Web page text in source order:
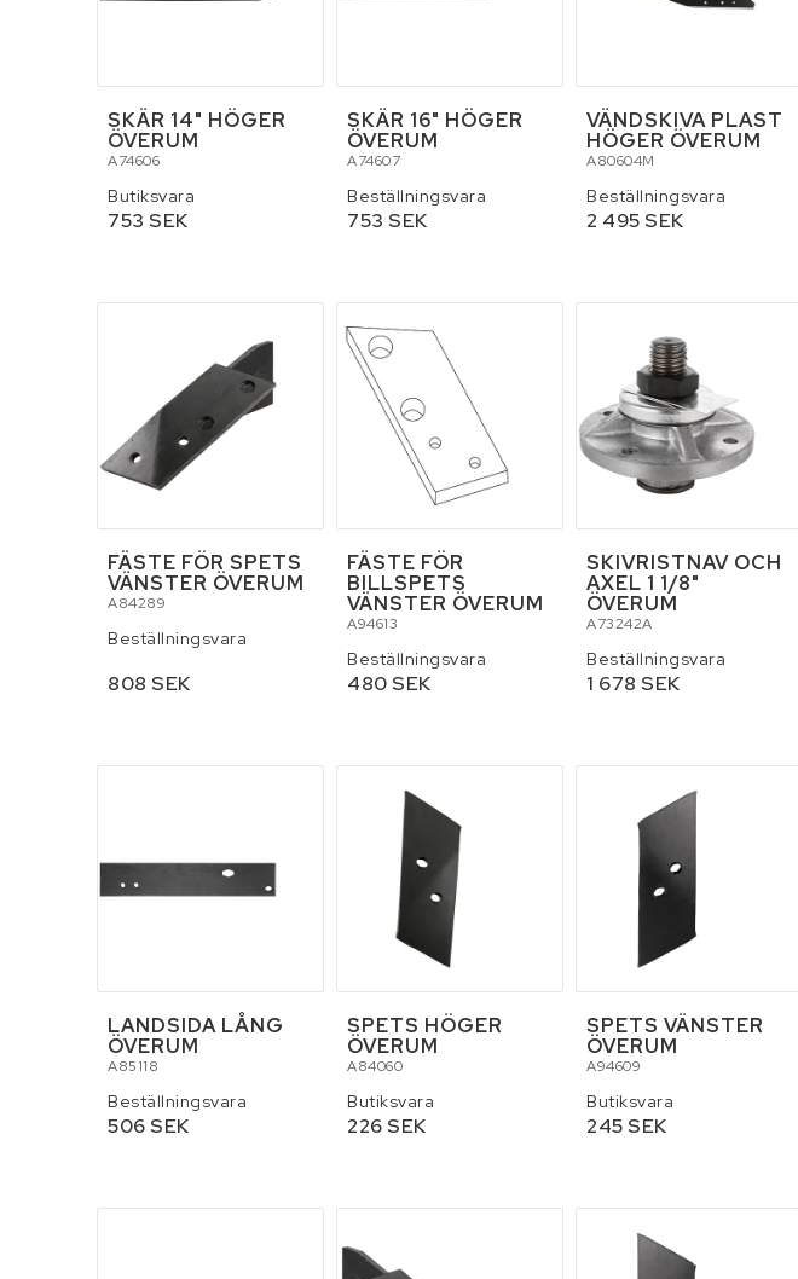
SKÄR 14" HÖGER
ÖVERUM
A74606
Butiksvara
753 SEK
SKÄR 16" HÖGER
ÖVERUM
A74607
Beställningsvara
753 SEK
VÄNDSKIVA PLAST
HÖGER ÖVERUM
A80604M
Beställningsvara
2 495 SEK
FÄSTE FÖR SPETS
VÄNSTER ÖVERUM
A84289
Beställningsvara
808 SEK
FÄSTE FÖR
BILLSPETS
VÄNSTER ÖVERUM
A94613
Beställningsvara
480 SEK
SKIVRISTNAV OCH
AXEL 1 1/8"
ÖVERUM
A73242A
Beställningsvara
1 678 SEK
LANDSIDA LÅNG
ÖVERUM
A85118
Beställningsvara
506 SEK
SPETS HÖGER
ÖVERUM
A84060
Butiksvara
226 SEK
SPETS VÄNSTER
ÖVERUM
A94609
Butiksvara
245 SEK